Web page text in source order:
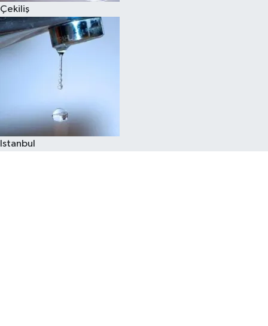
Çekiliş
Istanbul